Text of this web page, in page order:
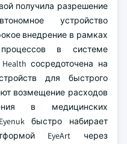
получила разрешение
устройство
внедрение в рамках
в системе
сосредоточена на
для быстрого
возмещение расходов
в медицинских
быстро набирает
EyeArt через